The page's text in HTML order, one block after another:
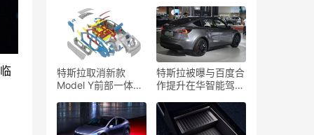
特斯拉取消新款
Model Y前部一体压
铸工艺
特斯拉被曝与百度合
作提升在华智能驾驶